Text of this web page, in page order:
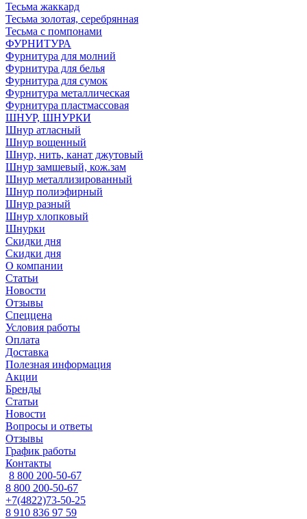
Тесьма жаккард
Тесьма золотая, серебрянная
Тесьма с помпонами
ФУРНИТУРА
Фурнитура для молний
Фурнитура для белья
Фурнитура для сумок
Фурнитура металлическая
Фурнитура пластмассовая
ШНУР, ШНУРКИ
Шнур атласный
Шнур вощенный
Шнур, нить, канат джутовый
Шнур замшевый, кож.зам
Шнур металлизированный
Шнур полиэфирный
Шнур разный
Шнур хлопковый
Шнурки
Скидки дня
Скидки дня
О компании
Статьи
Новости
Отзывы
Спеццена
Условия работы
Оплата
Доставка
Полезная информация
Акции
Бренды
Статьи
Новости
Вопросы и ответы
Отзывы
График работы
Контакты
8 800 200-50-67
8 800 200-50-67
+7(4822)73-50-25
8 910 836 97 59